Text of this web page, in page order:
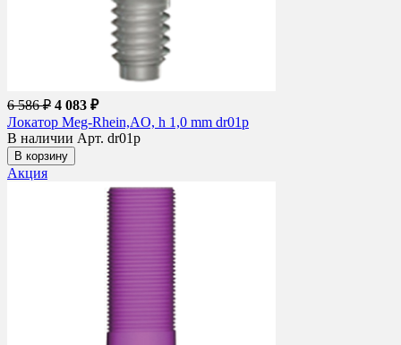
6 586 ₽ 4 083 ₽
Локатор Meg-Rhein,AO, h 1,0 mm dr01p
В наличии Арт. dr01p
В корзину
Акция